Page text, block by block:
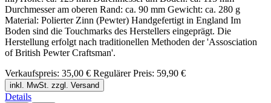
Durchmesser am oberen Rand: ca. 90 mm Gewicht: ca. 280 g
Material: Polierter Zinn (Pewter) Handgefertigt in England Im
Boden sind die Touchmarks des Herstellers eingeprägt. Die
Herstellung erfolgt nach traditionellen Methoden der 'Assosciation
of British Pewter Craftsman'.
Verkaufspreis: 35,00 € Regulärer Preis: 59,90 €
inkl. MwSt. zzgl. Versand
Details